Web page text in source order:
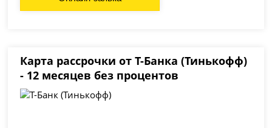
Карта рассрочки от Т-Банка (Тинькофф)
- 12 месяцев без процентов